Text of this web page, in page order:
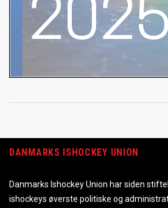
DANMARKS ISHOCKEY UNION
Danmarks Ishockey Union har siden
ishockeys øverste politiske og